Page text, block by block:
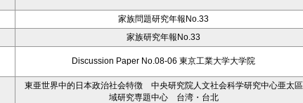
家族問題研究年報No.33
家族研究年報No.33
Discussion Paper No.08-06 東京工業大学大学院
東亜世界中的日本政治社会特徴 中央研究院人文社会科学研究中心亜太區
域研究専題中心 台湾・台北